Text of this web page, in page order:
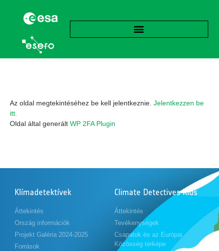
Az oldal megtekintéséhez be kell jelentkeznie. Jelentkezzen be
itt.
Oldal által generált WP 2FA Plugin
Klímadetektívek
Áttekintés
Ország információk
Projekt Galéria 2024-2025
Források
Climate Detectives Kids
Áttekintés
Tevékenységek
Csapatok és az Európai
Közösség térképe